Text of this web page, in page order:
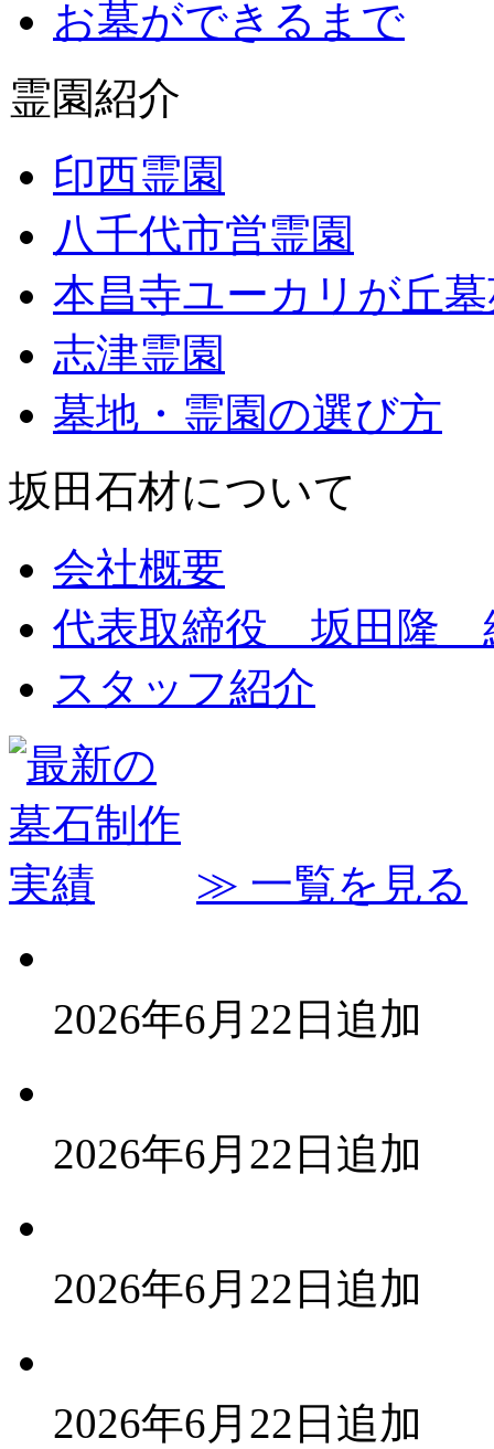
お墓ができるまで
霊園紹介
印西霊園
八千代市営霊園
本昌寺ユーカリが丘
志津霊園
墓地・霊園の選び方
坂田石材について
会社概要
代表取締役 坂田隆
スタッフ紹介
≫ 一覧を見る
2026年6月22日追加
2026年6月22日追加
2026年6月22日追加
2026年6月22日追加